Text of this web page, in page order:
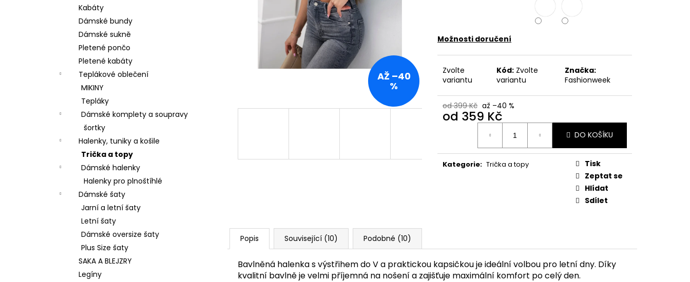
Kabáty
Dámské bundy
Dámské sukně
Pletené pončo
Pletené kabáty
Teplákové oblečení
MIKINY
Tepláky
Dámské komplety a soupravy
šortky
Halenky, tuniky a košile
Trička a topy
Dámské halenky
Halenky pro plnoštíhlé
Dámské šaty
Jarní a letní šaty
Letní šaty
Dámské oversize šaty
Plus Size šaty
SAKA A BLEJZRY
Legíny
Možnosti doručení
Zvolte
variantu
Kód: Zvolte
variantu
Značka:
Fashionweek
od 399 Kč až –40 %
od 359 Kč
DO KOŠÍKU
Kategorie: Trička a topy
Tisk
Zeptat se
Hlídat
Sdílet
AŽ –40
%
Popis Související (10) Podobné (10)
Bavlněná halenka s výstřihem do V a praktickou kapsičkou je ideální volbou pro letní dny. Díky
kvalitní bavlně je velmi příjemná na nošení a zajišťuje maximální komfort po celý den.
499 Kč